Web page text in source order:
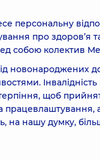
персональну
про здоров’я
собою колектив
новонароджених
щоб
працевлаштування,
на нашу думку,